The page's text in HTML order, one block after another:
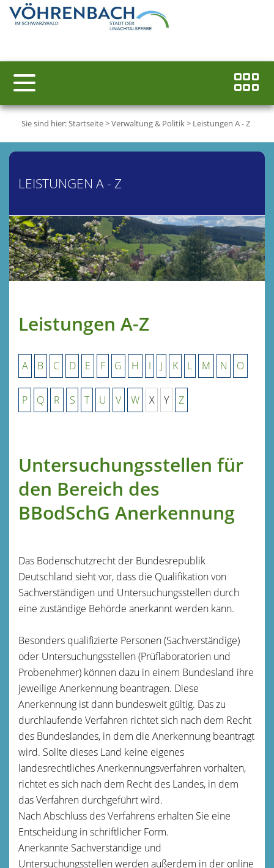
Sie sind hier:Startseite>Verwaltung & Politik> Leistungen A - Z
LEISTUNGEN A - Z
Leistungen A-Z
A B C D E F G H I J K L M N O
P Q R S T U V W X Y Z
Untersuchungsstellen für
den Bereich des
BBodSchG Anerkennung
Das Bodenschutzrecht der Bundesrepublik
Deutschland sieht vor, dass die Qualifikation von
Sachverständigen und Untersuchungsstellen durch
eine zuständige Behörde anerkannt werden kann.
Besonders qualifizierte Personen (Sachverständige)
oder Untersuchungsstellen (Prüflaboratorien und
Probenehmer) können dazu in einem Bundesland ihre
jeweilige Anerkennung beantragen. Diese
Anerkennung ist dann bundesweit gültig. Das zu
durchlaufende Verfahren richtet sich nach dem Recht
des Bundeslandes, in dem die Anerkennung beantragt
wird. Sollte dieses Land keine eigenes
landesrechtliches Anerkennungsverfahren vorhalten,
richtet es sich nach dem Recht des Landes, in dem
das Verfahren durchgeführt wird.
Nach Abschluss des Verfahrens erhalten Sie eine
Entscheidung in schriftlicher Form.
Anerkannte Sachverständige und
Untersuchungsstellen werden außerdem in der online